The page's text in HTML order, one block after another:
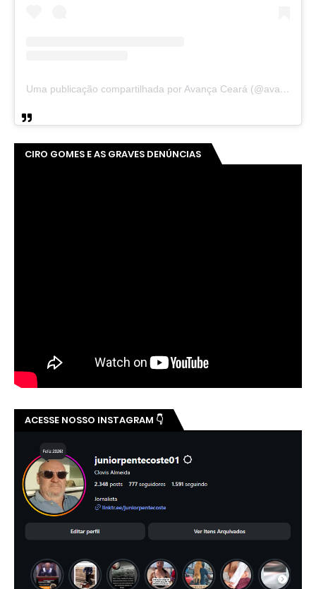
Uma publicação compartilhada por Avança Ceará (@avancaceara)
CIRO GOMES E AS GRAVES DENÚNCIAS
ACESSE NOSSO INSTAGRAM 👇